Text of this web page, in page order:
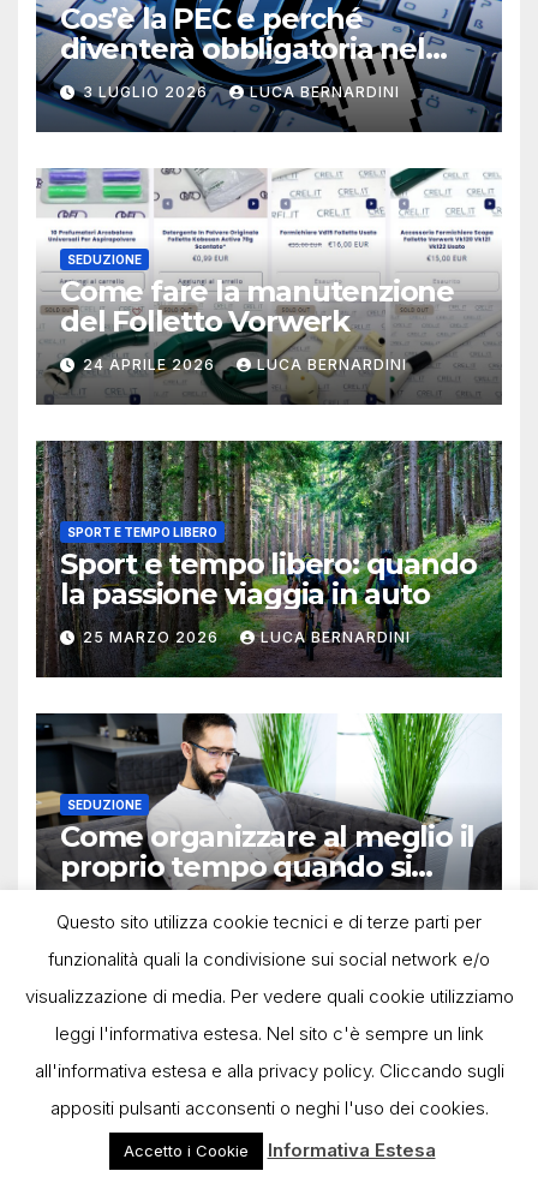
Cos’è la PEC e perché
diventerà obbligatoria nel
2026?
3 LUGLIO 2026 LUCA BERNARDINI
SEDUZIONE
Come fare la manutenzione
del Folletto Vorwerk
24 APRILE 2026 LUCA BERNARDINI
SPORT E TEMPO LIBERO
Sport e tempo libero: quando
la passione viaggia in auto
25 MARZO 2026 LUCA BERNARDINI
SEDUZIONE
Come organizzare al meglio il
proprio tempo quando si
lavora in autonomia
Powered by Deegita.com |
Questo sito utilizza cookie tecnici e di terze parti per
funzionalità quali la condivisione sui social network e/o
visualizzazione di media. Per vedere quali cookie utilizziamo
leggi l'informativa estesa. Nel sito c'è sempre un link
all'informativa estesa e alla privacy policy. Cliccando sugli
appositi pulsanti acconsenti o neghi l'uso dei cookies.
Accetto i Cookie Informativa Estesa